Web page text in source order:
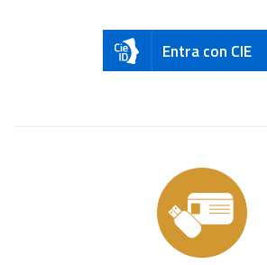
Entra con CIE